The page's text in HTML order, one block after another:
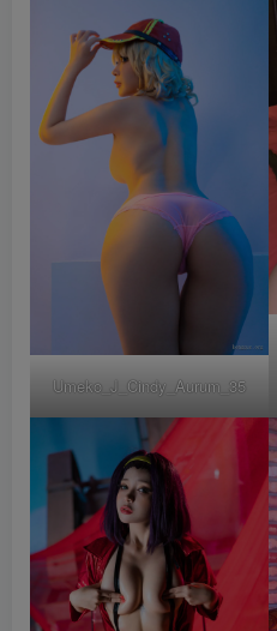
Umeko_J_Cindy_Aurum_35